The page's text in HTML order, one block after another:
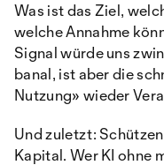
Was ist das Ziel,
welche Annahme
Signal würde uns
banal, ist aber die
Nutzung» wieder
Und zuletzt:
Kapital. Wer KI ohne